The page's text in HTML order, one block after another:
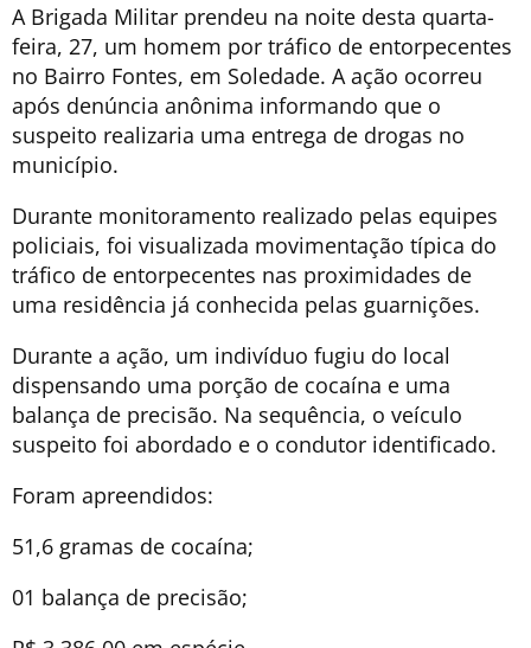
A Brigada Militar prendeu na noite desta quarta-
feira, 27, um homem por tráfico de entorpecentes
no Bairro Fontes, em Soledade. A ação ocorreu
após denúncia anônima informando que o
suspeito realizaria uma entrega de drogas no
município.
Durante monitoramento realizado pelas equipes
policiais, foi visualizada movimentação típica do
tráfico de entorpecentes nas proximidades de
uma residência já conhecida pelas guarnições.
Durante a ação, um indivíduo fugiu do local
dispensando uma porção de cocaína e uma
balança de precisão. Na sequência, o veículo
suspeito foi abordado e o condutor identificado.
Foram apreendidos:
51,6 gramas de cocaína;
01 balança de precisão;